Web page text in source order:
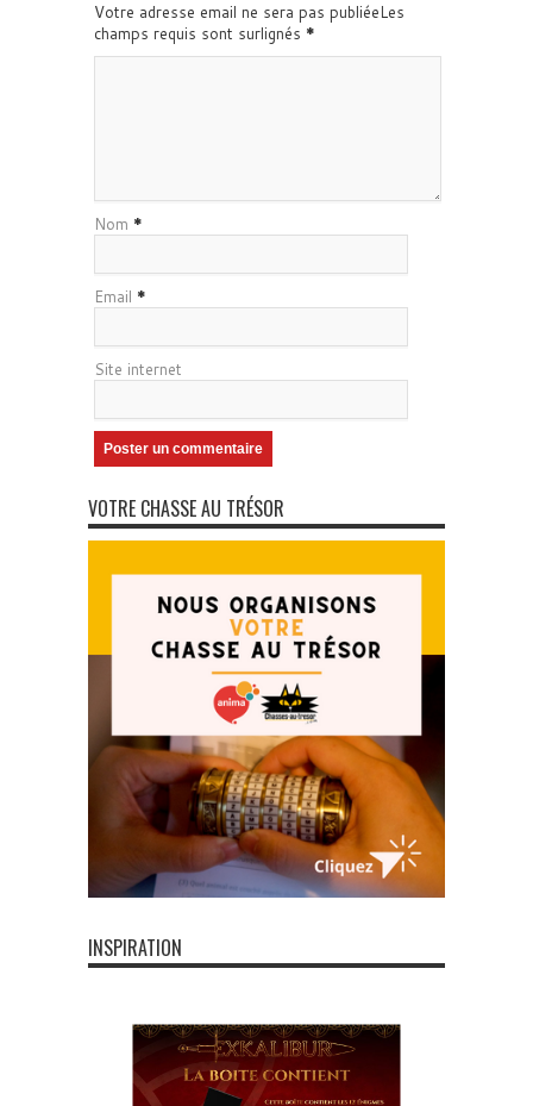
Votre adresse email ne sera pas publiéeLes
champs requis sont surlignés *
Nom *
Email *
Site internet
VOTRE CHASSE AU TRÉSOR
INSPIRATION